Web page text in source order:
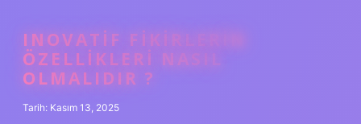
INOVATIF FIKIRLERIN
ÖZELLIKLERI NASIL
OLMALIDIR ?
Tarih: Kasım 13, 2025